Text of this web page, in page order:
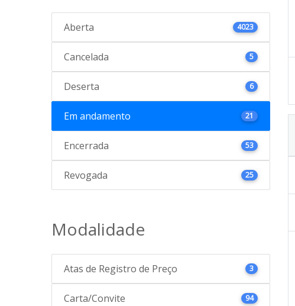
Aberta 4023
Cancelada 5
Deserta 6
Em andamento 21
Encerrada 53
Revogada 25
Modalidade
Atas de Registro de Preço 3
Carta/Convite 94